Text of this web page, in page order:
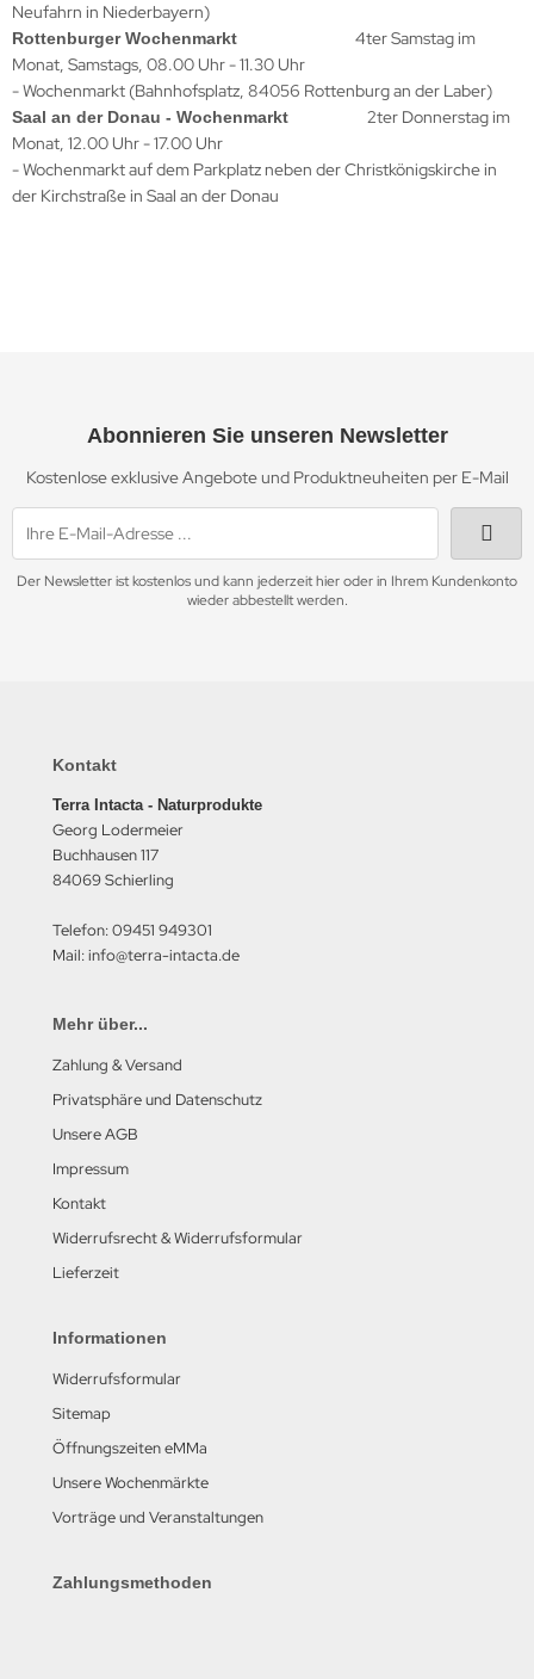
Neufahrn in Niederbayern)
Rottenburger Wochenmarkt 4ter Samstag im
Monat, Samstags, 08.00 Uhr - 11.30 Uhr
- Wochenmarkt (Bahnhofsplatz, 84056 Rottenburg an der Laber)
Saal an der Donau - Wochenmarkt 2ter Donnerstag im
Monat, 12.00 Uhr - 17.00 Uhr
- Wochenmarkt auf dem Parkplatz neben der Christkönigskirche in
der Kirchstraße in Saal an der Donau
Abonnieren Sie unseren Newsletter
Kostenlose exklusive Angebote und Produktneuheiten per E-Mail
Der Newsletter ist kostenlos und kann jederzeit hier oder in Ihrem Kundenkonto
wieder abbestellt werden.
Kontakt
Terra Intacta - Naturprodukte
Georg Lodermeier
Buchhausen 117
84069 Schierling
Telefon: 09451 949301
Mail: info@terra-intacta.de
Mehr über...
Zahlung & Versand
Privatsphäre und Datenschutz
Unsere AGB
Impressum
Kontakt
Widerrufsrecht & Widerrufsformular
Lieferzeit
Informationen
Widerrufsformular
Sitemap
Öffnungszeiten eMMa
Unsere Wochenmärkte
Vorträge und Veranstaltungen
Zahlungsmethoden